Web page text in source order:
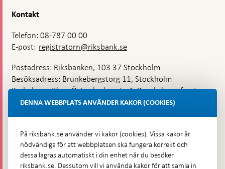
Kontakt
Telefon: 08-787 00 00
E-post: registratorn@riksbank.se
Postadress: Riksbanken, 103 37 Stockholm
Besöksadress: Brunkebergstorg 11, Stockholm
Budadress: Klara Östra kyrkogata 4, Brunkebergsfaret,
Lastplats 6
Hitta direkt
DENNA WEBBPLATS ANVÄNDER KAKOR (COOKIES)
På riksbank.se använder vi kakor (cookies). Vissa kakor är
nödvändiga för att webbplatsen ska fungera korrekt och
dessa lagras automatiskt i din enhet när du besöker
riksbank.se. Dessutom vill vi använda kakor för att samla in